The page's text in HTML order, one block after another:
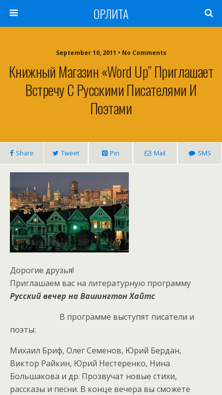
ОРЛИТА
September 10, 2011 • No Comments
Книжный Магазин «Word Up” Приглашает
Встречу С Русскими Писателями И
Поэтами
Share Tweet Pin Mail SMS
Дорогие друзья!
Приглашаем вас на литературную программу
Русский вечер на Вашингтон Хайтс
В программе выступят писатели и
поэты:
Михаил Бриф, Олег Семенов, Юрий Бердан,
Виктор Райкин, Юрий Нестеренко, Нина
Большакова и др. Прозвучат новые стихи,
рассказы и песни. B конце вечера вы сможете